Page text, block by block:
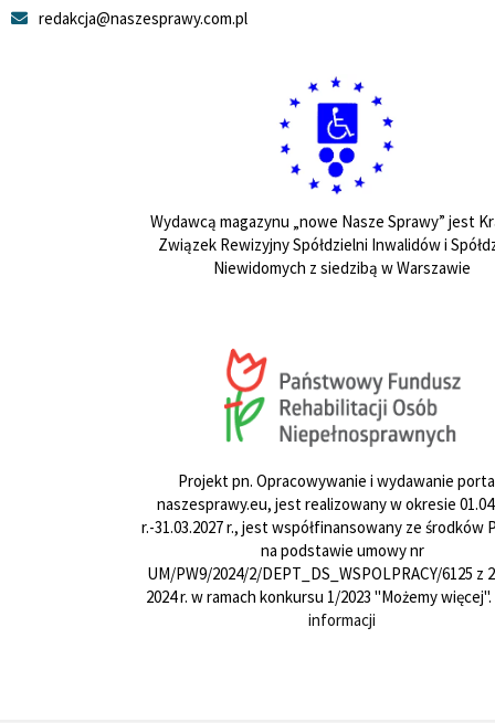
redakcja@naszesprawy.com.pl
Wydawcą magazynu „nowe Nasze Sprawy” jest
Związek Rewizyjny Spółdzielni Inwalidów i
Niewidomych z siedzibą w Warszawie
Projekt pn. Opracowywanie i wydawanie
naszesprawy.eu, jest realizowany w okresie
r.-31.03.2027 r., jest współfinansowany ze środków
na podstawie umowy nr
UM/PW9/2024/2/DEPT_DS_WSPOLPRACY/6125 z
2024 r. w ramach konkursu 1/2023 "Możemy więcej".
informacji